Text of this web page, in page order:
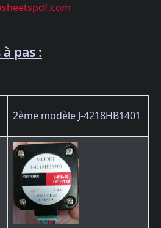
pas :
2ème modèle J-4218HB1401